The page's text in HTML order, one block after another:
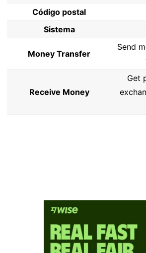
Código postal
Sistema
Money Transfer
Send
Receive Money
Get